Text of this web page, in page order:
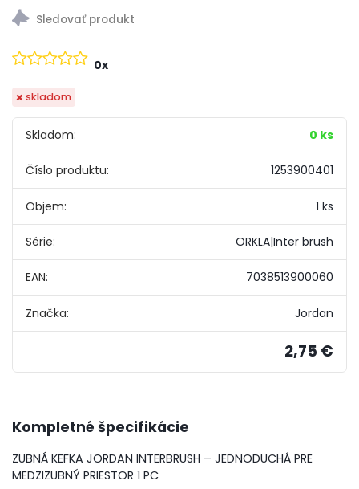
skladom
0x
Skladom: 0 ks
Číslo produktu: 1253900401
Objem: 1 ks
Série: ORKLA|Inter brush
EAN: 7038513900060
Značka: Jordan
2,75 €
Kompletné špecifikácie
ZUBNÁ KEFKA JORDAN INTERBRUSH – JEDNODUCHÁ PRE
MEDZIZUBNÝ PRIESTOR 1 PC